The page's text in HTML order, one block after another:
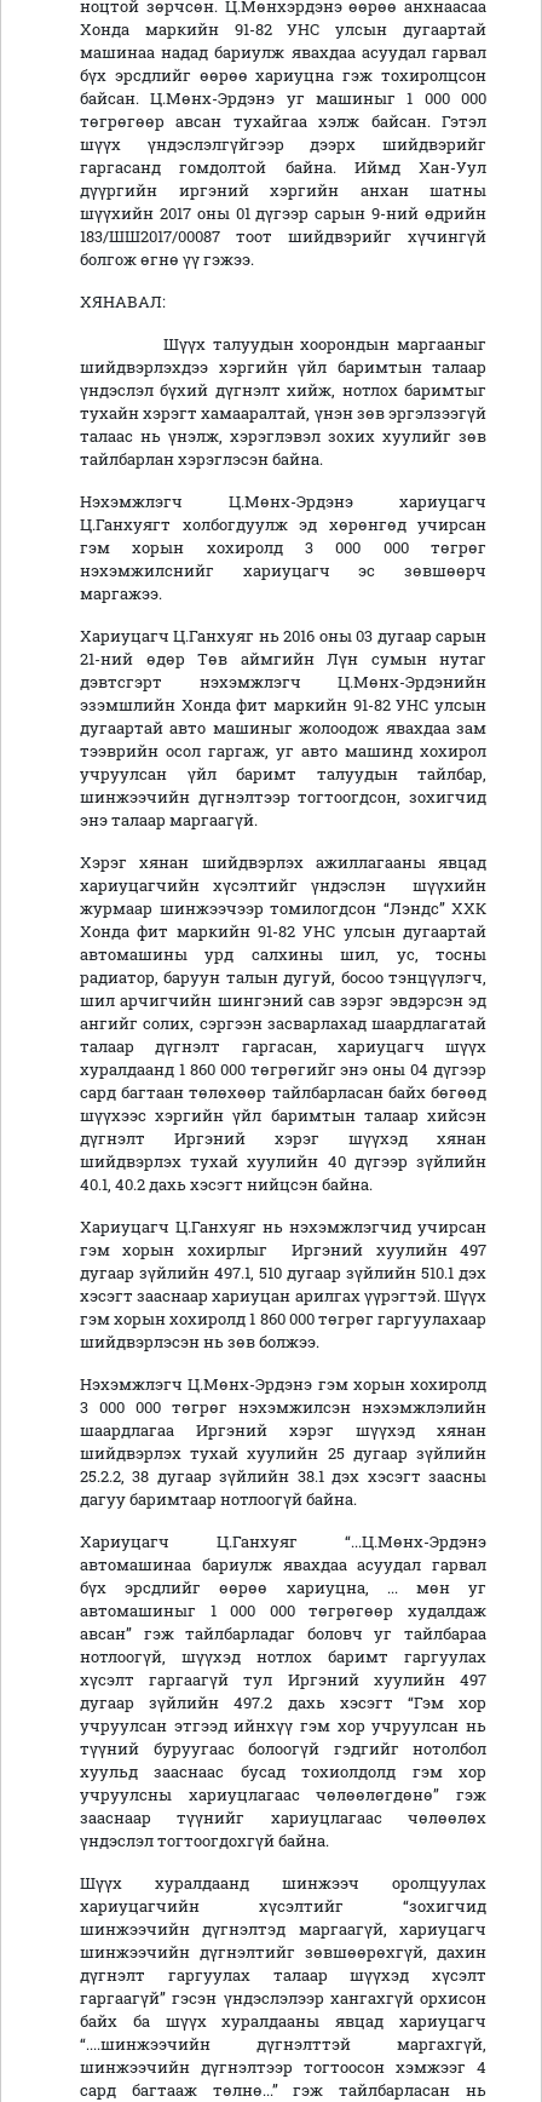
ноцтой зөрчсөн. Ц.Мөнхэрдэнэ өөрөө анхнаасаа
Хонда маркийн 91-82 УНС улсын дугаартай
машинаа надад бариулж явахдаа асуудал гарвал
бүх эрсдлийг өөрөө хариуцна гэж тохиролцсон
байсан. Ц.Мөнх-Эрдэнэ уг машиныг 1 000 000
төгрөгөөр авсан тухайгаа хэлж байсан. Гэтэл
шүүх үндэслэлгүйгээр дээрх шийдвэрийг
гаргасанд гомдолтой байна. Иймд Хан-Уул
дүүргийн иргэний хэргийн анхан шатны
шүүхийн 2017 оны 01 дүгээр сарын 9-ний өдрийн
183/ШШ2017/00087 тоот шийдвэрийг хүчингүй
болгож өгнө үү гэжээ.
ХЯНАВАЛ:
Шүүх талуудын хоорондын маргааныг
шийдвэрлэхдээ хэргийн үйл баримтын талаар
үндэслэл бүхий дүгнэлт хийж, нотлох баримтыг
тухайн хэрэгт хамааралтай, үнэн зөв эргэлзээгүй
талаас нь үнэлж, хэрэглэвэл зохих хуулийг зөв
тайлбарлан хэрэглэсэн байна.
Нэхэмжлэгч Ц.Мөнх-Эрдэнэ хариуцагч
Ц.Ганхуягт холбогдуулж эд хөрөнгөд учирсан
гэм хорын хохиролд 3 000 000 төгрөг
нэхэмжилснийг хариуцагч эс зөвшөөрч
маргажээ.
Хариуцагч Ц.Ганхуяг нь 2016 оны 03 дугаар сарын
21-ний өдөр Төв аймгийн Лүн сумын нутаг
дэвтсгэрт нэхэмжлэгч Ц.Мөнх-Эрдэнийн
эзэмшлийн Хонда фит маркийн 91-82 УНС улсын
дугаартай авто машиныг жолоодож явахдаа зам
тээврийн осол гаргаж, уг авто машинд хохирол
учруулсан үйл баримт талуудын тайлбар,
шинжээчийн дүгнэлтээр тогтоогдсон, зохигчид
энэ талаар маргаагүй.
Хэрэг хянан шийдвэрлэх ажиллагааны явцад
хариуцагчийн хүсэлтийг үндэслэн шүүхийн
журмаар шинжээчээр томилогдсон “Лэндс” ХХК
Хонда фит маркийн 91-82 УНС улсын дугаартай
автомашины урд салхины шил, ус, тосны
радиатор, баруун талын дугуй, босоо тэнцүүлэгч,
шил арчигчийн шингэний сав зэрэг эвдэрсэн эд
ангийг солих, сэргээн засварлахад шаардлагатай
талаар дүгнэлт гаргасан, хариуцагч шүүх
хуралдаанд 1 860 000 төгрөгийг энэ оны 04 дүгээр
сард багтаан төлөхөөр тайлбарласан байх бөгөөд
шүүхээс хэргийн үйл баримтын талаар хийсэн
дүгнэлт Иргэний хэрэг шүүхэд хянан
шийдвэрлэх тухай хуулийн 40 дүгээр зүйлийн
40.1, 40.2 дахь хэсэгт нийцсэн байна.
Хариуцагч Ц.Ганхуяг нь нэхэмжлэгчид учирсан
гэм хорын хохирлыг Иргэний хуулийн 497
дугаар зүйлийн 497.1, 510 дугаар зүйлийн 510.1 дэх
хэсэгт зааснаар хариуцан арилгах үүрэгтэй. Шүүх
гэм хорын хохиролд 1 860 000 төгрөг гаргуулахаар
шийдвэрлэсэн нь зөв болжээ.
Нэхэмжлэгч Ц.Мөнх-Эрдэнэ гэм хорын хохиролд
3 000 000 төгрөг нэхэмжилсэн нэхэмжлэлийн
шаардлагаа Иргэний хэрэг шүүхэд хянан
шийдвэрлэх тухай хуулийн 25 дугаар зүйлийн
25.2.2, 38 дугаар зүйлийн 38.1 дэх хэсэгт заасны
дагуу баримтаар нотлоогүй байна.
Хариуцагч Ц.Ганхуяг “...Ц.Мөнх-Эрдэнэ
автомашинаа бариулж явахдаа асуудал гарвал
бүх эрсдлийг өөрөө хариуцна, ... мөн уг
автомашиныг 1 000 000 төгрөгөөр худалдаж
авсан” гэж тайлбарладаг боловч уг тайлбараа
нотлоогүй, шүүхэд нотлох баримт гаргуулах
хүсэлт гаргаагүй тул Иргэний хуулийн 497
дугаар зүйлийн 497.2 дахь хэсэгт “Гэм хор
учруулсан этгээд ийнхүү гэм хор учруулсан нь
түүний буруугаас болоогүй гэдгийг нотолбол
хуульд зааснаас бусад тохиолдолд гэм хор
учруулсны хариуцлагаас чөлөөлөгдөнө” гэж
зааснаар түүнийг хариуцлагаас чөлөөлөх
үндэслэл тогтоогдохгүй байна.
Шүүх хуралдаанд шинжээч оролцуулах
хариуцагчийн хүсэлтийг “зохигчид
шинжээчийн дүгнэлтэд маргаагүй, хариуцагч
шинжээчийн дүгнэлтийг зөвшөөрөхгүй, дахин
дүгнэлт гаргуулах талаар шүүхэд хүсэлт
гаргаагүй” гэсэн үндэслэлээр хангахгүй орхисон
байх ба шүүх хуралдааны явцад хариуцагч
“....шинжээчийн дүгнэлттэй маргахгүй,
шинжээчийн дүгнэлтээр тогтоосон хэмжээг 4
сард багтааж төлнө...” гэж тайлбарласан нь